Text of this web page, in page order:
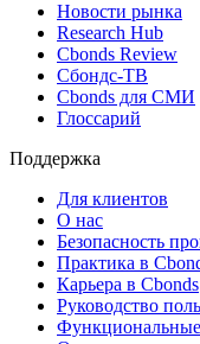
Новости рынка
Research Hub
Cbonds Review
Сбондс-ТВ
Cbonds для СМИ
Глоссарий
Поддержка
Для клиентов
О нас
Безопасность
Практика в
Карьера в Cbonds
Руководство
Функциональные